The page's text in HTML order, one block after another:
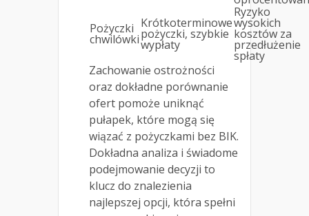
Pożyczki
chwilówki
Krótkoterminowe
pożyczki, szybkie
wypłaty
Ryzyko
wysokich
kosztów za
przedłużenie
spłaty
Zachowanie ostrożności
oraz dokładne porównanie
ofert pomoże uniknąć
pułapek, które mogą się
wiązać z pożyczkami bez BIK.
Dokładna analiza i świadome
podejmowanie decyzji to
klucz do znalezienia
najlepszej opcji, która spełni